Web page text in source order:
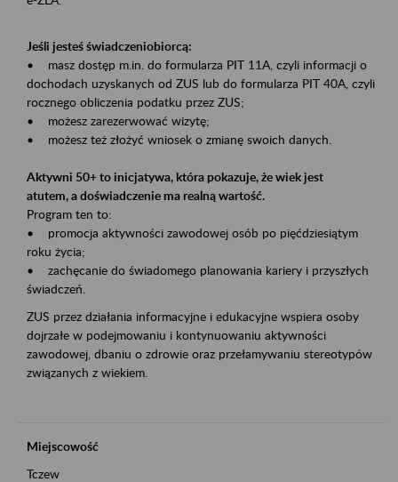
Jeśli jesteś świadczeniobiorcą:
• masz dostęp m.in. do formularza PIT 11A, czyli informacji o
dochodach uzyskanych od ZUS lub do formularza PIT 40A, czyli
rocznego obliczenia podatku przez ZUS;
• możesz zarezerwować wizytę;
• możesz też złożyć wniosek o zmianę swoich danych.
Aktywni 50+ to inicjatywa, która pokazuje, że wiek jest
atutem, a doświadczenie ma realną wartość.
Program ten to:
• promocja aktywności zawodowej osób po pięćdziesiątym
roku życia;
• zachęcanie do świadomego planowania kariery i przyszłych
świadczeń.
ZUS przez działania informacyjne i edukacyjne wspiera osoby
dojrzałe w podejmowaniu i kontynuowaniu aktywności
zawodowej, dbaniu o zdrowie oraz przełamywaniu stereotypów
związanych z wiekiem.
Miejscowość
Tczew